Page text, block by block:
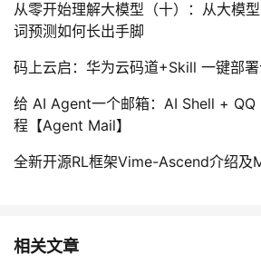
从零开始理解大模型（十）：从大
词预测如何长出手脚
码上云启：华为云码道+Skill 一键部
给 AI Agent一个邮箱：AI Shell +
程【Agent Mail】
全新开源RL框架Vime-Ascend介绍及
相关文章